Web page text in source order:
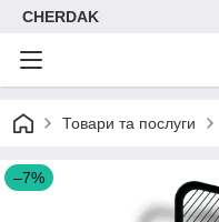
CHERDAK
Товари та послуги
–7%